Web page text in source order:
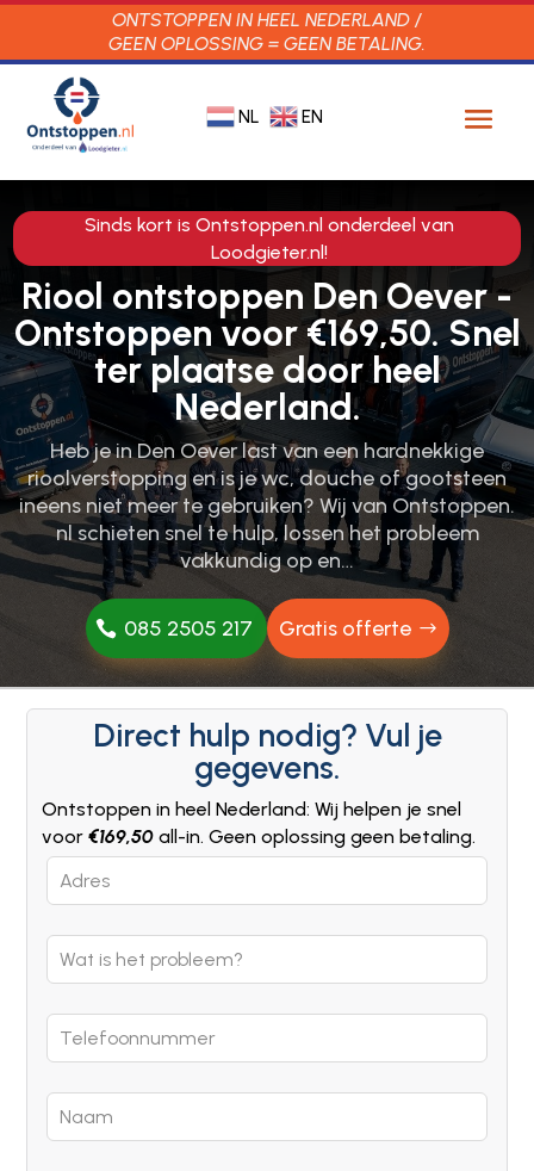
ONTSTOPPEN IN HEEL NEDERLAND /
GEEN OPLOSSING = GEEN BETALING.
NL EN
Sinds kort is Ontstoppen.nl onderdeel van
Loodgieter.nl!
Riool ontstoppen Den Oever -
Ontstoppen voor €169,50. Snel
ter plaatse door heel
Nederland.
Heb je in Den Oever last van een hardnekkige
rioolverstopping en is je wc, douche of gootsteen
ineens niet meer te gebruiken? Wij van Ontstoppen.​
nl schieten snel te hulp, lossen het probleem
vakkundig op en…
085 2505 217 Gratis offerte
Direct hulp nodig? Vul je
gegevens.
Ontstoppen in heel Nederland: Wij helpen je snel
voor€169,50 all-in. Geen oplossing geen betaling.
Leave
this
blank